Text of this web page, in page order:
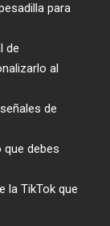
para
de
al
de
debes
la TikTok que